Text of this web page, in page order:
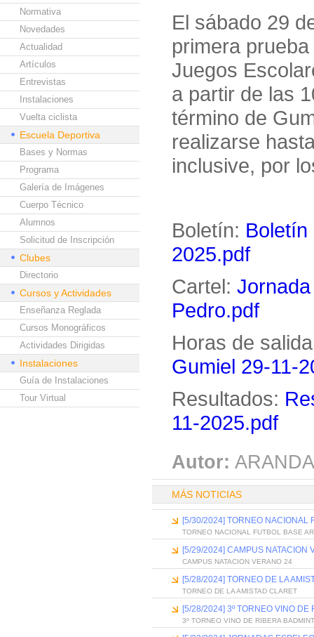
Normativa
Novedades
Actualidad
Artículos
Entrevistas
Instalaciones
Vuelta ciclista
Escuela Deportiva
Bases y Normas
Programa
Galería de Imágenes
Cuerpo Técnico
Alumnos
Solicitud de Inscripción
Clubes
Directorio
Cursos y Actividades
Enseñanza Reglada
Cursos Monográficos
Actividades Dirigidas
Instalaciones
Guía de Instalaciones
Tour Virtual
El sábado 29
primera
Juegos
a partir de las
término de
realizarse
inclusive, por
Boletín: Boletín
2025.pdf
Cartel:
Pedro.pdf
Horas de
Gumiel 29-11-
Resultados:
11-2025.pdf
Autor:
MÁS NOTICIAS
[5/30/2024] TORNEO NACIONAL
TORNEO NACIONAL FUTBOL BASE
[5/29/2024] CAMPUS NATACION
CAMPUS NATACION VERANO 24
[5/28/2024] TORNEO DE LA
TORNEO DE LA AMISTAD CLARET
[5/28/2024] 3º TORNEO VINO DE
3º TORNEO VINO DE RIBERA